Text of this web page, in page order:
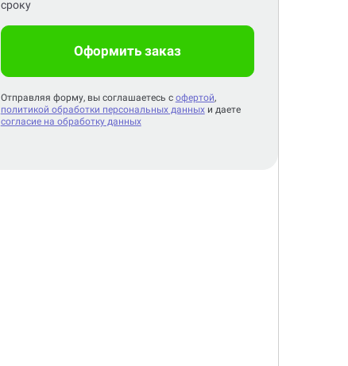
сроку
Оформить заказ
Отправляя форму, вы соглашаетесь с офертой,
политикой обработки персональных данныхи даете
согласие на обработку данных